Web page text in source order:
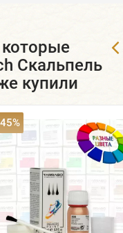
Скальпель
купили